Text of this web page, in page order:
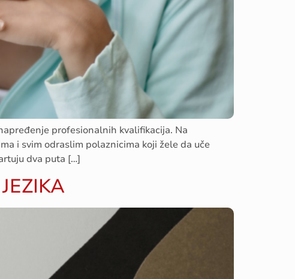
profesionalnih kvalifikacija. Na
i svim odraslim polaznicima koji žele da uče
dva puta […]